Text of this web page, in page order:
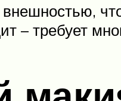
– требует